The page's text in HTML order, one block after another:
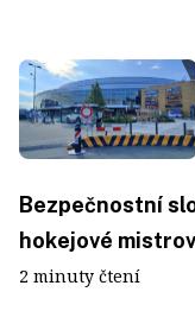
Bezpečnostní
hokejové
2 minuty čtení